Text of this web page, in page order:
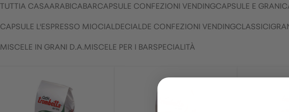
TUTTIA CASAARABICABARCAPSULE CONFEZIONI VENDINGCAPSULE E GRANI
CAPSULE L'ESPRESSO MIOCIALDECIALDE CONFEZIONI VENDINGCLASSICI
MISCELE IN GRANI D.A.MISCELE PER I BARSPECIALITÀ